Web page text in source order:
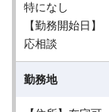
特になし
【勤務開始日】
応相談
勤務地